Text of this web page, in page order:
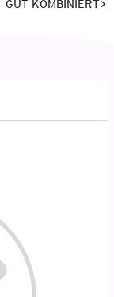
GUT KOMBINIERT